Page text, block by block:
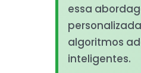
essa
algoritmos
inteligentes.